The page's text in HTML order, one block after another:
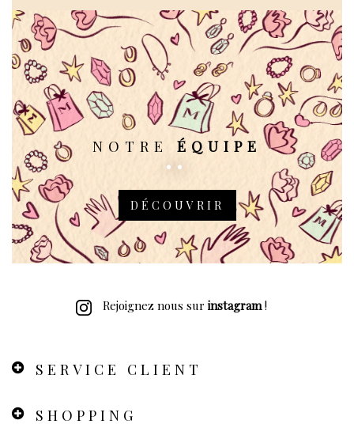
NOTRE ÉQUIPE
DÉCOUVRIR
Rejoignez nous sur instagram!
SERVICE CLIENT
SHOPPING